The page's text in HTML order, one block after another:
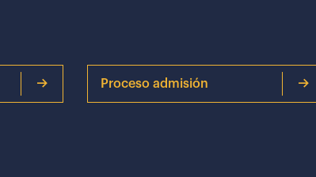
Proceso admisión